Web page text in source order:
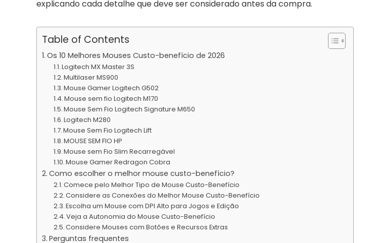
explicando cada detalhe que deve ser considerado antes da compra.
Table of Contents
Os 10 Melhores Mouses Custo-benefício de 2026
Logitech MX Master 3S
Multilaser MS900
Mouse Gamer Logitech G502
Mouse sem fio Logitech M170
Mouse Sem Fio Logitech Signature M650
Logitech M280
Mouse Sem Fio Logitech Lift
MOUSE SEM FIO HP
Mouse sem Fio Slim Recarregável
Mouse Gamer Redragon Cobra
Como escolher o melhor mouse custo-benefício?
Comece pelo Melhor Tipo de Mouse Custo-Benefício
Considere as Conexões do Melhor Mouse Custo-Benefício
Escolha um Mouse com DPI Alto para Jogos e Edição
Veja a Autonomia do Mouse Custo-Benefício
Considere Mouses com Botões e Recursos Extras
Perguntas frequentes